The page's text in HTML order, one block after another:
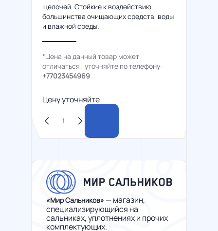
щелочей. Стойкие к воздействию
большинства очищающих средств, воды
и влажной среды.
*Цена на данный товар может
отличаться , уточняйте по телефону:
+77023454969
Цену уточняйте
«Мир Сальников» — магазин,
специализирующийся на
сальниках, уплотнениях и прочих
комплектующих.